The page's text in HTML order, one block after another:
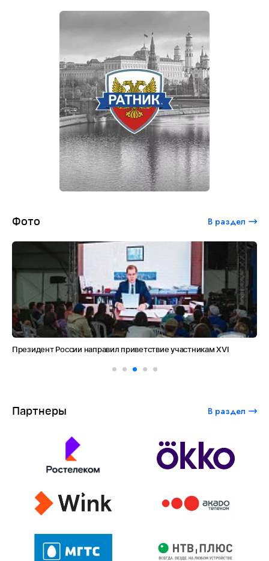
Фото В раздел
Президент России направил приветствие участникам XVI
Партнеры В раздел